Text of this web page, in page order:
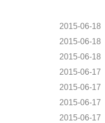
2015-06-18
2015-06-18
2015-06-18
2015-06-17
2015-06-17
2015-06-17
2015-06-17